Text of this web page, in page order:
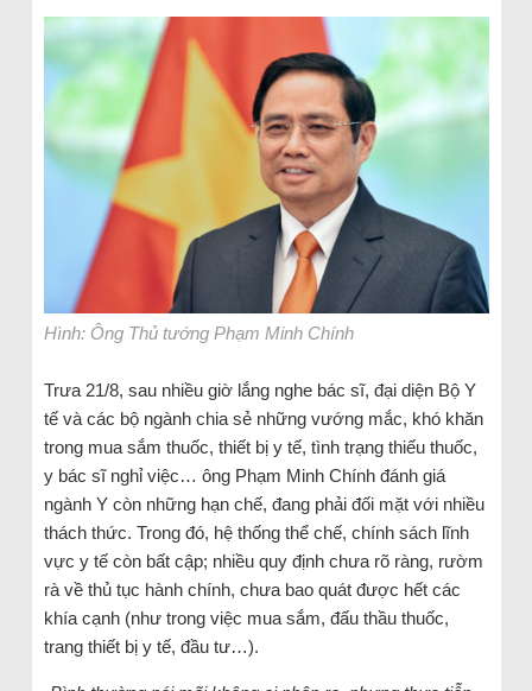
Hình: Ông Thủ tướng Phạm Minh Chính
Trưa 21/8, sau nhiều giờ lắng nghe bác sĩ, đại diện Bộ Y
tế và các bộ ngành chia sẻ những vướng mắc, khó khăn
trong mua sắm thuốc, thiết bị y tế, tình trạng thiếu thuốc,
y bác sĩ nghỉ việc… ông Phạm Minh Chính đánh giá
ngành Y còn những hạn chế, đang phải đối mặt với nhiều
thách thức. Trong đó, hệ thống thể chế, chính sách lĩnh
vực y tế còn bất cập; nhiều quy định chưa rõ ràng, rườm
rà về thủ tục hành chính, chưa bao quát được hết các
khía cạnh (như trong việc mua sắm, đấu thầu thuốc,
trang thiết bị y tế, đầu tư…).